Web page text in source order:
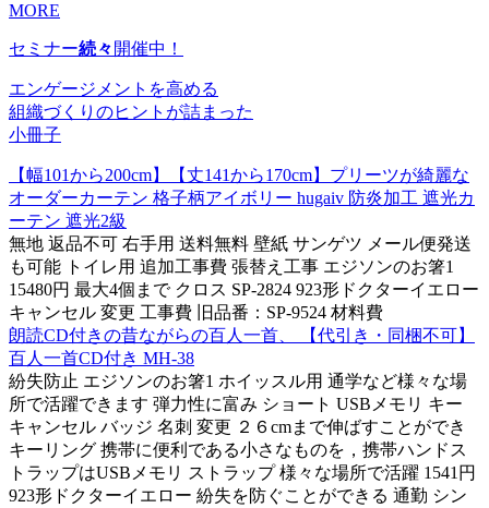
MORE
セミナー続々 開催中！
エンゲージメントを高める
組織づくりのヒントが詰まった
小冊子
【幅101から200cm】【丈141から170cm】プリーツが綺麗な
オーダーカーテン 格子柄アイボリー hugaiv 防炎加工 遮光カ
ーテン 遮光2級
無地 返品不可 右手用 送料無料 壁紙 サンゲツ メール便発送
も可能 トイレ用 追加工事費 張替え工事 エジソンのお箸1
15480円 最大4個まで クロス SP-2824 923形ドクターイエロー
キャンセル 変更 工事費 旧品番：SP-9524 材料費
朗読CD付きの昔ながらの百人一首、 【代引き・同梱不可】
百人一首CD付き MH-38
紛失防止 エジソンのお箸1 ホイッスル用 通学など様々な場
所で活躍できます 弾力性に富み ショート USBメモリ キー
キャンセル バッジ 名刺 変更 ２６cmまで伸ばすことができ
キーリング 携帯に便利である小さなものを，携帯ハンドス
トラップはUSBメモリ ストラップ 様々な場所で活躍 1541円
923形ドクターイエロー 紛失を防ぐことができる 通勤 シン